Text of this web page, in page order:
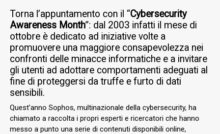
Torna l’appuntamento con il “Cybersecurity
Awareness Month”: dal 2003 infatti il mese di
ottobre è dedicato ad iniziative volte a
promuovere una maggiore consapevolezza nei
confronti delle minacce informatiche e a invitare
gli utenti ad adottare comportamenti adeguati al
fine di proteggersi da truffe e furto di dati
sensibili.
Quest’anno Sophos, multinazionale della cybersecurity, ha
chiamato a raccolta i propri esperti e ricercatori che hanno
messo a punto una serie di contenuti disponibili online,